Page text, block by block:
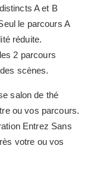
A et B
le parcours A
réduite.
2 parcours
scènes.
salon de thé
ou vos parcours.
Entrez Sans
votre ou vos